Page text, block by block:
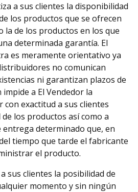
a sus clientes la disponibilidad
los productos que se ofrecen
la de los productos en los que
determinada garantía. El
es meramente orientativo ya
no comunican
ni garantizan plazos de
a El Vendedor la
exactitud a sus clientes
los productos así como a
determinado que, en
tiempo que tarde el fabricante
el producto.
sus clientes la posibilidad de
momento y sin ningún